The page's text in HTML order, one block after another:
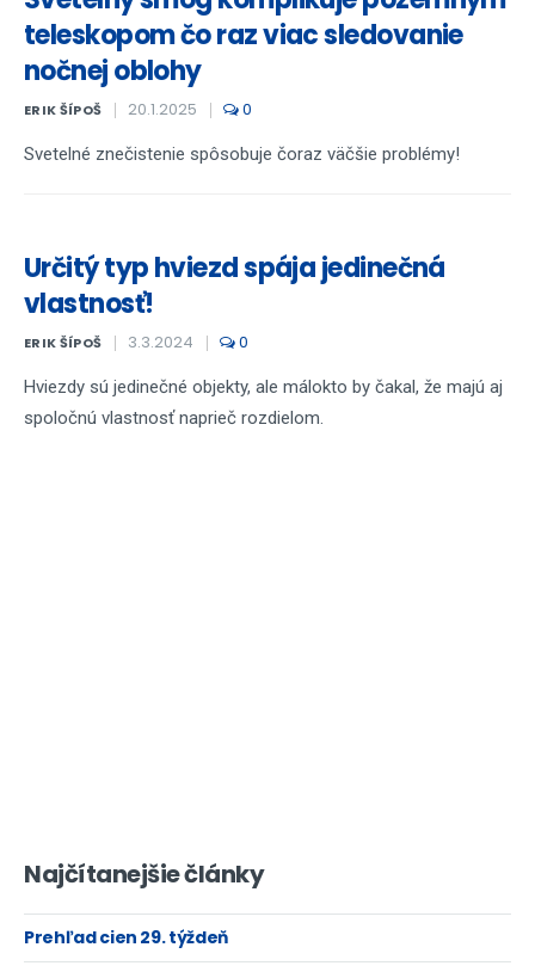
teleskopom čo raz viac sledovanie
nočnej oblohy
ERIK ŠÍPOŠ 20.1.2025 0
Svetelné znečistenie spôsobuje čoraz väčšie problémy!
Určitý typ hviezd spája jedinečná
vlastnosť!
ERIK ŠÍPOŠ 3.3.2024 0
Hviezdy sú jedinečné objekty, ale málokto by čakal, že majú aj
spoločnú vlastnosť naprieč rozdielom.
Najčítanejšie články
Prehľad cien 29. týždeň